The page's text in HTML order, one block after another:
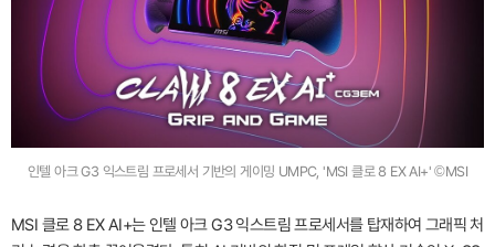
인텔 아크 G3 익스트림 프로세서 기반의 게이밍 UMPC, 'MSI 클로 8 EX AI+' ©MSI
MSI 클로 8 EX AI+는 인텔 아크 G3 익스트림 프로세서를 탑재하여 그래픽 처